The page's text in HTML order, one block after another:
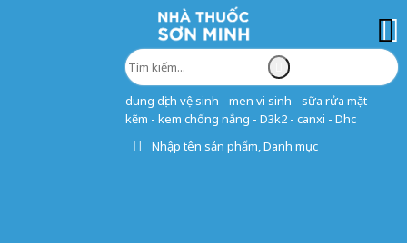
dung dịch vệ sinh - men vi sinh - sữa rửa mặt -
kẽm - kem chống nắng - D3k2 - canxi - Dhc
Nhập tên sản phẩm, Danh mục